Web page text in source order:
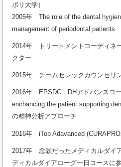
ボリ大学）
2005年 The role of the dental
management of periodontal patients
2014年 トリートメントコーディネ
クター
2015年 チームセレックカウンセリ
2016年 EPSDC DHアドバンスコ
enchancing the patient supporting
の精神分析アプローチ
2016年 iTop Adavanced
2017年 念願だったメディカルダイ
ディカルダイアローグ一日コースに